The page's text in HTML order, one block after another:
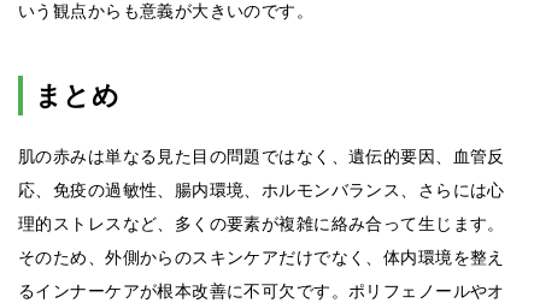
いう観点からも意義が大きいのです。
まとめ
肌の赤みは単なる見た目の問題ではなく、遺伝的要因、血管反
応、免疫の過敏性、腸内環境、ホルモンバランス、さらには心
理的ストレスなど、多くの要素が複雑に絡み合って生じます。
そのため、外側からのスキンケアだけでなく、体内環境を整え
るインナーケアが根本改善に不可欠です。ポリフェノールやオ